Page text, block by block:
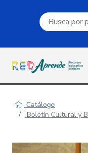
Campo de
Catálogo
Boletín Cultural y